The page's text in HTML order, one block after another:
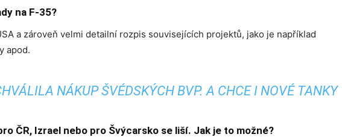
na F-35?
a zároveň velmi detailní rozpis souvisejících projektů, jako je například
apod.
NÁKUP ŠVÉDSKÝCH BVP. A CHCE I NOVÉ TANKY
ČR, Izrael nebo pro Švýcarsko se liší. Jak je to možné?